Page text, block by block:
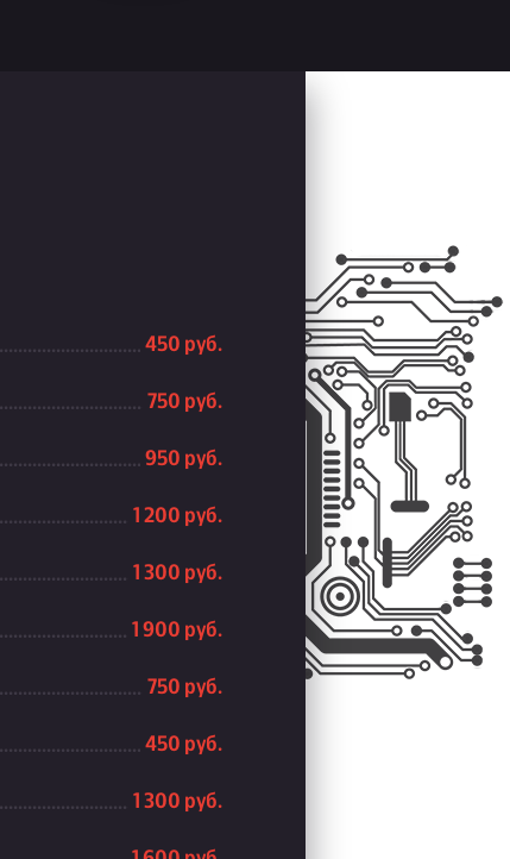
450 руб.
750 руб.
950 руб.
1 200 руб.
1 300 руб.
1 900 руб.
750 руб.
450 руб.
1 300 руб.